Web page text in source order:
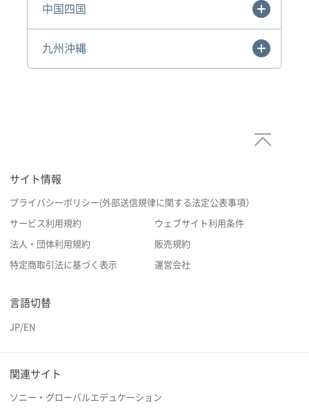
中国四国
九州沖縄
サイト情報
プライバシーポリシー(外部送信規律に関する法定公表事項）
サービス利用規約 ウェブサイト利用条件
法人・団体利用規約 販売規約
特定商取引法に基づく表示 運営会社
言語切替
JP/EN
関連サイト
ソニー・グローバルエデュケーション